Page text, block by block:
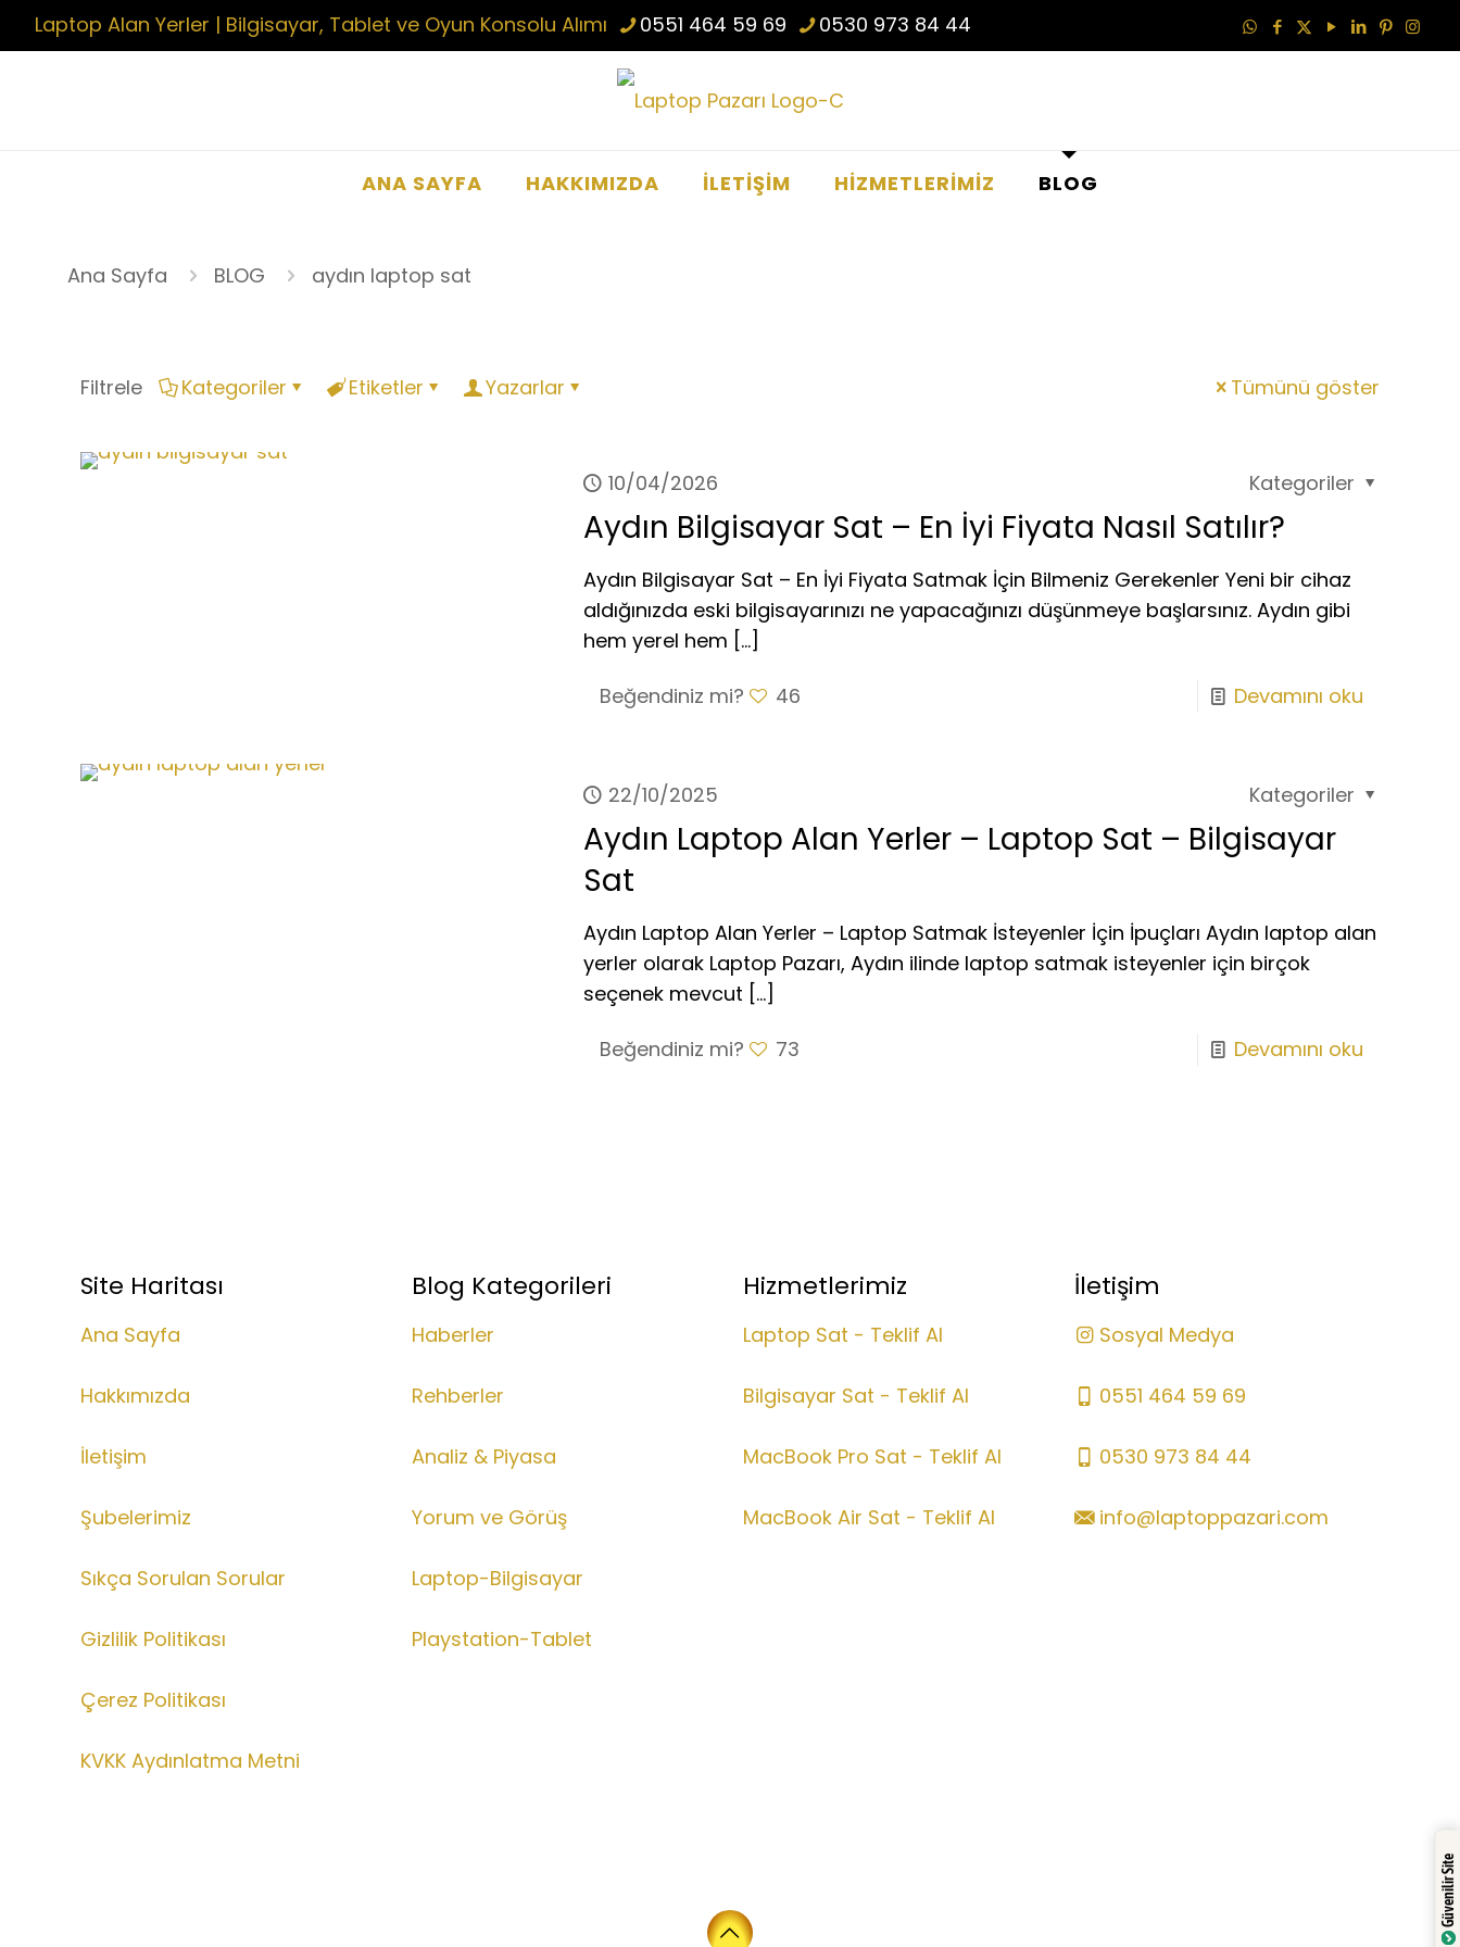
Laptop Alan Yerler | Bilgisayar, Tablet ve Oyun Konsolu Alımı 0551 464 59 69 0530 973 84 44
ANA SAYFA HAKKIMIZDA İLETİŞİM HİZMETLERİMİZ BLOG
Ana Sayfa BLOG aydın laptop sat
Filtrele Kategoriler Etiketler Yazarlar Tümünü göster
10/04/2026 Kategoriler
Aydın Bilgisayar Sat – En İyi Fiyata Nasıl Satılır?
Aydın Bilgisayar Sat – En İyi Fiyata Satmak İçin Bilmeniz Gerekenler Yeni bir cihaz
aldığınızda eski bilgisayarınızı ne yapacağınızı düşünmeye başlarsınız. Aydın gibi
hem yerel hem […]
Beğendiniz mi? 46 Devamını oku
22/10/2025 Kategoriler
Aydın Laptop Alan Yerler – Laptop Sat – Bilgisayar
Sat
Aydın Laptop Alan Yerler – Laptop Satmak İsteyenler İçin İpuçları Aydın laptop alan
yerler olarak Laptop Pazarı, Aydın ilinde laptop satmak isteyenler için birçok
seçenek mevcut […]
Beğendiniz mi? 73 Devamını oku
Site Haritası
Ana Sayfa
Hakkımızda
İletişim
Şubelerimiz
Sıkça Sorulan Sorular
Gizlilik Politikası
Çerez Politikası
KVKK Aydınlatma Metni
Blog Kategorileri
Haberler
Rehberler
Analiz & Piyasa
Yorum ve Görüş
Laptop-Bilgisayar
Playstation-Tablet
Hizmetlerimiz
Laptop Sat - Teklif Al
Bilgisayar Sat - Teklif Al
MacBook Pro Sat - Teklif Al
MacBook Air Sat - Teklif Al
İletişim
Sosyal Medya
0551 464 59 69
0530 973 84 44
info@laptoppazari.com
Güvenilir Site